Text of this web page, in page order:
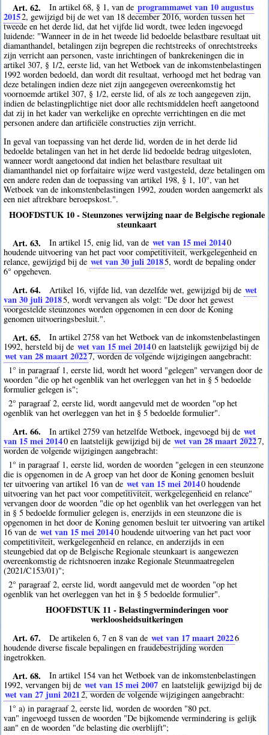
Art. 62. In artikel 68, § 1, van de programmawet van 10 augustus
20152, gewijzigd bij de wet van 18 december 2016, worden tussen het
tweede en het derde lid, dat het vijfde lid wordt, twee leden ingevoegd
luidende: "Wanneer in de in het tweede lid bedoelde belastbare resultaat uit
diamanthandel, betalingen zijn begrepen die rechtstreeks of onrechtstreeks
zijn verricht aan personen, vaste inrichtingen of bankrekeningen die in
artikel 307, § 1/2, eerste lid, van het Wetboek van de inkomstenbelastingen
1992 worden bedoeld, dan wordt dit resultaat, verhoogd met het bedrag van
deze betalingen indien deze niet zijn aangegeven overeenkomstig het
voornoemde artikel 307, § 1/2, eerste lid, of als ze toch aangegeven zijn,
indien de belastingplichtige niet door alle rechtsmiddelen heeft aangetoond
dat zij in het kader van werkelijke en oprechte verrichtingen en die met
personen andere dan artificiële constructies zijn verricht.
In geval van toepassing van het derde lid, worden de in het derde lid
bedoelde betalingen van het in het derde lid bedoelde bedrag uitgesloten,
wanneer wordt aangetoond dat indien het belastbare resultaat uit
diamanthandel niet op forfaitaire wijze werd vastgesteld, deze betalingen om
een andere reden dan de toepassing van artikel 198, § 1, 10°, van het
Wetboek van de inkomstenbelastingen 1992, zouden worden aangemerkt als
een niet aftrekbare beroepskost.".
HOOFDSTUK 10 - Steunzones verwijzing naar de Belgische regionale
steunkaart
Art. 63.
In artikel 15, enig lid, van de wet van 15 mei 20140
houdende uitvoering van het pact voor competitiviteit, werkgelegenheid en
relance, gewijzigd bij de wet van 30 juli 20185, wordt de bepaling onder
6° opgeheven.
Art. 64. Artikel 16, vijfde lid, van dezelfde wet, gewijzigd bij de wet
van 30 juli 20185, wordt vervangen als volgt: "De door het gewest
voorgestelde steunzones worden opgenomen in een door de Koning
genomen uitvoeringsbesluit.".
Art. 65.
In artikel 2758 van het Wetboek van de inkomstenbelastingen
1992, hersteld bij de wet van 15 mei 20140 en laatstelijk gewijzigd bij de
wet van 28 maart 20227, worden de volgende wijzigingen aangebracht:
1° in paragraaf 1, eerste lid, wordt het woord "gelegen" vervangen door de
woorden "die op het ogenblik van het overleggen van het in § 5 bedoelde
formulier gelegen is";
2° paragraaf 2, eerste lid, wordt aangevuld met de woorden "op het
ogenblik van het overleggen van het in § 5 bedoelde formulier".
Art. 66. In artikel 2759 van hetzelfde Wetboek, ingevoegd bij de wet
van 15 mei 20140 en laatstelijk gewijzigd bij de wet van 28 maart 20227,
worden de volgende wijzigingen aangebracht:
1° in paragraaf 1, eerste lid, worden de woorden "gelegen in een steunzone
die is opgenomen in de A groep van het door de Koning genomen besluit
ter uitvoering van artikel 16 van de wet van 15 mei 20140 houdende
uitvoering van het pact voor competitiviteit, werkgelegenheid en relance"
vervangen door de woorden "die op het ogenblik van het overleggen van het
in § 5 bedoelde formulier gelegen is, enerzijds in een steunzone die is
opgenomen in het door de Koning genomen besluit ter uitvoering van artikel
16 van de wet van 15 mei 20140 houdende uitvoering van het pact voor
competitiviteit, werkgelegenheid en relance, en anderzijds in een
steungebied dat op de Belgische Regionale steunkaart is aangewezen
overeenkomstig de richtsnoeren inzake Regionale Steunmaatregelen
(2021/C153/01)";
2° paragraaf 2, eerste lid, wordt aangevuld met de woorden "op het
ogenblik van het overleggen van het in § 5 bedoelde formulier".
HOOFDSTUK 11 - Belastingverminderingen voor
werkloosheidsuitkeringen
Art. 67.
De artikelen 6, 7 en 8 van de wet van 17 maart 20226
houdende diverse fiscale bepalingen en fraudebestrijding worden
ingetrokken.
Art. 68.
In artikel 154 van het Wetboek van de inkomstenbelastingen
1992, vervangen bij de wet van 15 mei 2007 en laatstelijk gewijzigd bij de
wet van 27 juni 20212, worden de volgende wijzigingen aangebracht:
1° a) in paragraaf 2, eerste lid, worden de woorden "80 pct.
van" ingevoegd tussen de woorden "De bijkomende vermindering is gelijk
aan" en de woorden "de belasting die overblijft";